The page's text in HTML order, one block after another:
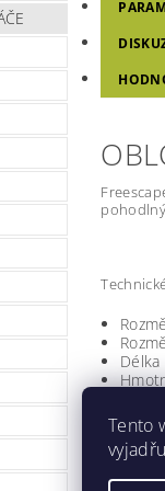
Barva
Tento